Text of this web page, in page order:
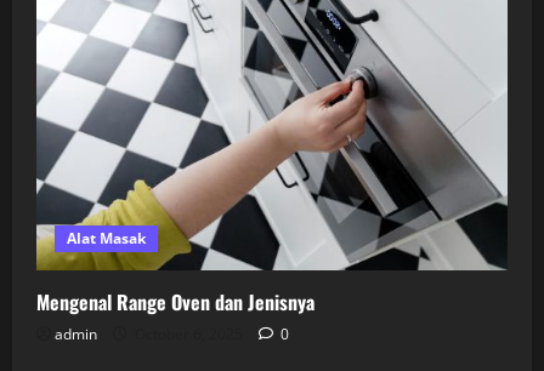
Alat Masak
Mengenal Range Oven dan Jenisnya
admin 0